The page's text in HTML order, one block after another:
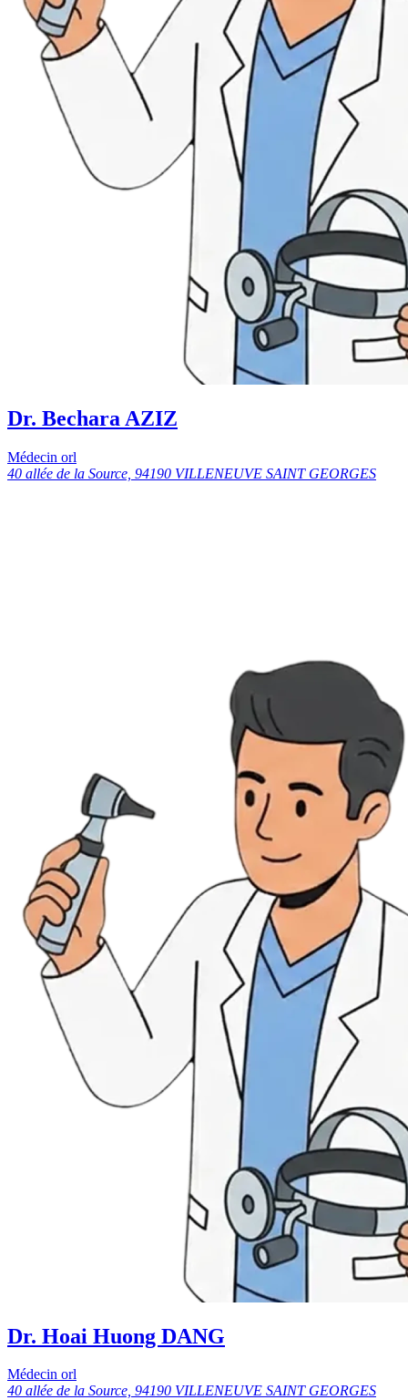
Dr. Bechara AZIZ
Médecin orl
40 allée de la Source, 94190 VILLENEUVE SAINT GEORGES
Dr. Hoai Huong DANG
Médecin orl
40 allée de la Source, 94190 VILLENEUVE SAINT GEORGES